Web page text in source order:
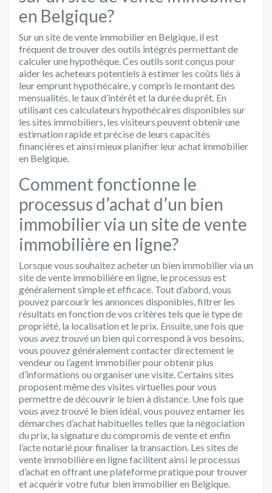
en Belgique?
Sur un site de vente immobilier en Belgique, il est
fréquent de trouver des outils intégrés permettant de
calculer une hypothèque. Ces outils sont conçus pour
aider les acheteurs potentiels à estimer les coûts liés à
leur emprunt hypothécaire, y compris le montant des
mensualités, le taux d’intérêt et la durée du prêt. En
utilisant ces calculateurs hypothécaires disponibles sur
les sites immobiliers, les visiteurs peuvent obtenir une
estimation rapide et précise de leurs capacités
financières et ainsi mieux planifier leur achat immobilier
en Belgique.
Comment fonctionne le
processus d’achat d’un bien
immobilier via un site de vente
immobilière en ligne?
Lorsque vous souhaitez acheter un bien immobilier via un
site de vente immobilière en ligne, le processus est
généralement simple et efficace. Tout d’abord, vous
pouvez parcourir les annonces disponibles, filtrer les
résultats en fonction de vos critères tels que le type de
propriété, la localisation et le prix. Ensuite, une fois que
vous avez trouvé un bien qui correspond à vos besoins,
vous pouvez généralement contacter directement le
vendeur ou l’agent immobilier pour obtenir plus
d’informations ou organiser une visite. Certains sites
proposent même des visites virtuelles pour vous
permettre de découvrir le bien à distance. Une fois que
vous avez trouvé le bien idéal, vous pouvez entamer les
démarches d’achat habituelles telles que la négociation
du prix, la signature du compromis de vente et enfin
l’acte notarié pour finaliser la transaction. Les sites de
vente immobilière en ligne facilitent ainsi le processus
d’achat en offrant une plateforme pratique pour trouver
et acquérir votre futur bien immobilier en Belgique.